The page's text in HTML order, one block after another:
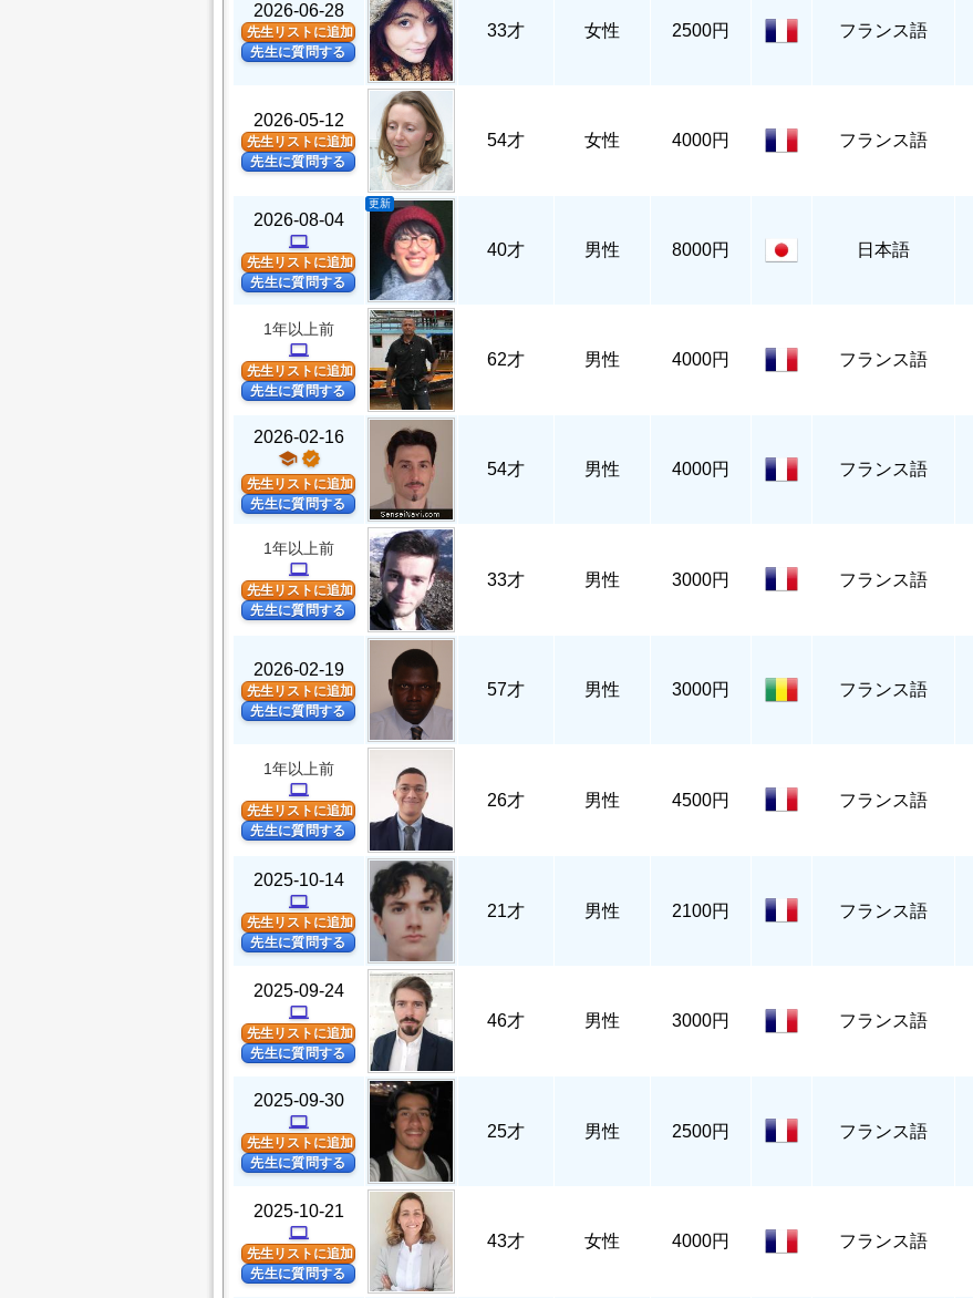
2026-06-28
先生リストに追加
先生に質問する
33才 女性 2500円 フランス語
2026-05-12
先生リストに追加
先生に質問する
54才 女性 4000円 フランス語
2026-08-04
computer
先生リストに追加
先生に質問する
更新
40才 男性 8000円 日本語
1年以上前
computer
先生リストに追加
先生に質問する
62才 男性 4000円 フランス語
2026-02-16
school verified
先生リストに追加
先生に質問する
54才 男性 4000円 フランス語
1年以上前
computer
先生リストに追加
先生に質問する
33才 男性 3000円 フランス語
2026-02-19
先生リストに追加
先生に質問する
57才 男性 3000円 フランス語
1年以上前
computer
先生リストに追加
先生に質問する
26才 男性 4500円 フランス語
2025-10-14
computer
先生リストに追加
先生に質問する
21才 男性 2100円 フランス語
2025-09-24
computer
先生リストに追加
先生に質問する
46才 男性 3000円 フランス語
2025-09-30
computer
先生リストに追加
先生に質問する
25才 男性 2500円 フランス語
2025-10-21
computer
先生リストに追加
先生に質問する
43才 女性 4000円 フランス語